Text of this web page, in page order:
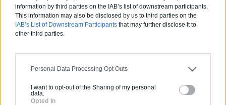
information by third parties on the IAB’s list of downstream participants.
This information may also be disclosed by us to third parties on the
IAB’s List of Downstream Participants that may further disclose it to
other third parties.
Personal Data Processing Opt Outs
I want to opt-out of the Sharing of my personal
data.
Opted In
Estimez gratuitement